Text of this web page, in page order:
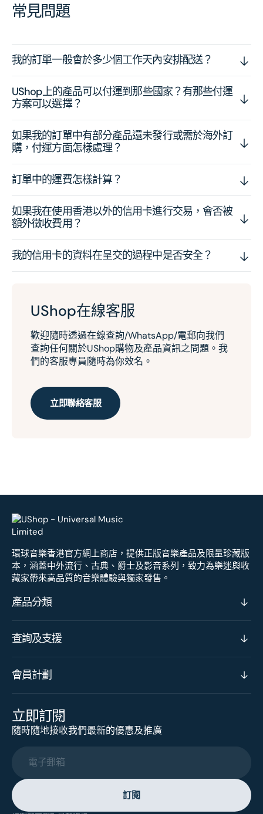
常見問題
我的訂單一般會於多少個工作天內安排配送？
UShop上的產品可以付運到那些國家？有那些付運
方案可以選擇？
如果我的訂單中有部分產品還未發行或需於海外訂
購，付運方面怎樣處理？
訂單中的運費怎樣計算？
如果我在使用香港以外的信用卡進行交易，會否被
額外徵收費用？
我的信用卡的資料在呈交的過程中是否安全？
UShop在線客服
歡迎隨時透過在線查詢/WhatsApp/電郵向我們
查詢任何關於UShop購物及產品資訊之問題。我
們的客服專員隨時為你效名。
立即聯絡客服
環球音樂香港官方網上商店，提供正版音樂產品及限量珍藏版
本，涵蓋中外流行、古典、爵士及影音系列，致力為樂迷與收
藏家帶來高品質的音樂體驗與獨家發售。
產品分類
查詢及支援
會員計劃
立即訂閱
隨時隨地接收我們最新的優惠及推廣
電子郵箱
訂閱